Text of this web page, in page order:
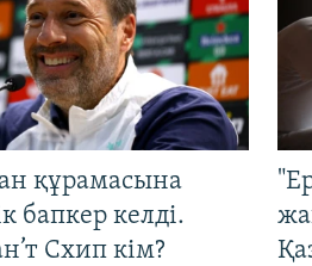
құрамасына
бапкер келді.
Схип кім?